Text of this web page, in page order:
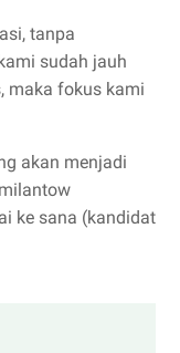
tanpa
sudah jauh
maka fokus kami
akan menjadi
ke sana (kandidat